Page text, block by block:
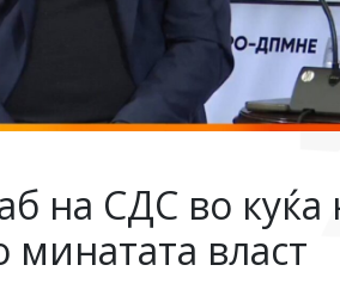
на СДС во куќа
минатата власт